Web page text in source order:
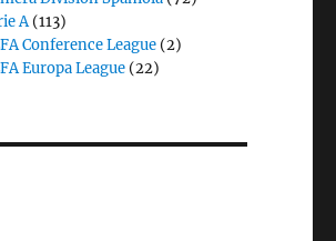
A(113)
Conference League (2)
Europa League (22)